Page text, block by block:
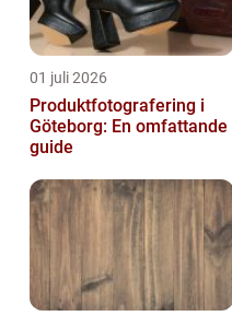
01 juli 2026
Produktfotografering i
Göteborg: En omfattande
guide